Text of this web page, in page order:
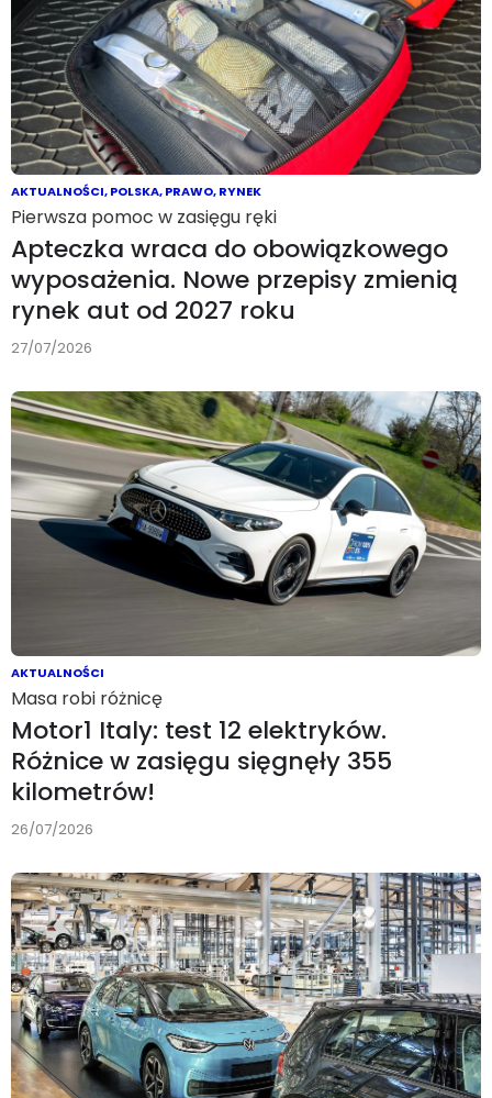
AKTUALNOŚCI,POLSKA,PRAWO,RYNEK
Pierwsza pomoc w zasięgu ręki
Apteczka wraca do obowiązkowego
wyposażenia. Nowe przepisy zmienią
rynek aut od 2027 roku
27/07/2026
AKTUALNOŚCI
Masa robi różnicę
Motor1 Italy: test 12 elektryków.
Różnice w zasięgu sięgnęły 355
kilometrów!
26/07/2026